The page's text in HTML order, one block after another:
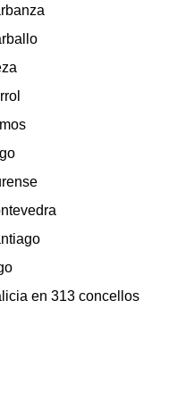
en 313 concellos